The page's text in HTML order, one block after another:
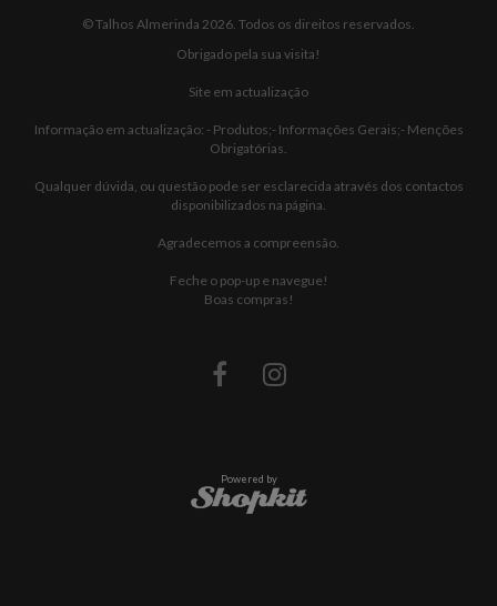
© Talhos Almerinda 2026. Todos os direitos reservados.
Obrigado pela sua visita!
Site em actualização
Informação em actualização: - Produtos;- Informações Gerais;- Menções
Obrigatórias.
Qualquer dúvida, ou questão pode ser esclarecida através dos contactos
disponibilizados na página.
Agradecemos a compreensão.
Feche o pop-up e navegue!
Boas compras!
Powered by